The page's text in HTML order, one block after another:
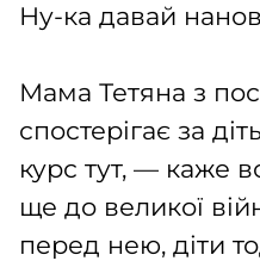
Ну-ка давай
Мама Тетяна з
спостерігає за
курс тут, — каже
ще до великої
перед нею, діти